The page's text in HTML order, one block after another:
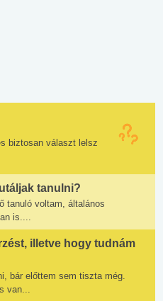
biztosan választ lelsz
tanulni?
tanuló voltam, általános
is....
illetve hogy tudnám
bár előttem sem tiszta még.
van...